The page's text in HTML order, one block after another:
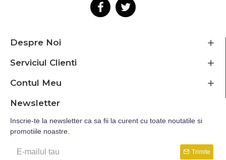
Despre Noi
Serviciul Clienti
Contul Meu
Newsletter
Inscrie-te la newsletter ca sa fii la curent cu toate noutatile si
promotiile noastre.
Trimite